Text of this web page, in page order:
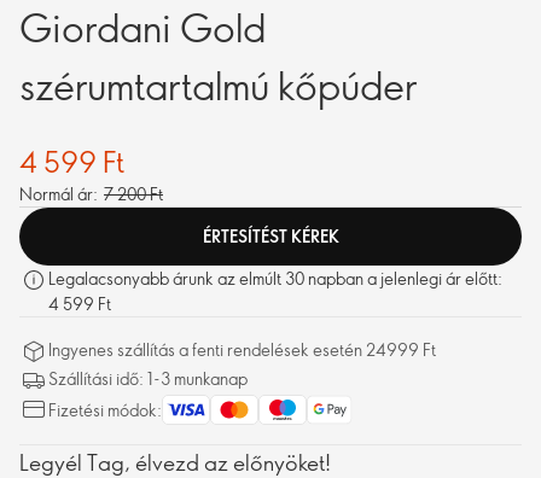
Giordani Gold
szérumtartalmú kőpúder
4 599 Ft
Normál ár: 7 200 Ft
ÉRTESÍTÉST KÉREK
Legalacsonyabb árunk az elmúlt 30 napban a jelenlegi ár előtt:
4 599 Ft
Ingyenes szállítás a fenti rendelések esetén 24999 Ft
Szállítási idő: 1-3 munkanap
Fizetési módok:
Legyél Tag, élvezd az előnyöket!